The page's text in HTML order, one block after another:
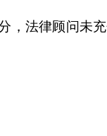
，法律顾问未